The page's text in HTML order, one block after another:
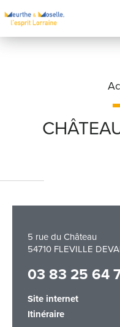
5 rue du Château
54710 FLEVILLE
03 83 25 64
Site internet
Itinéraire
Prénom*